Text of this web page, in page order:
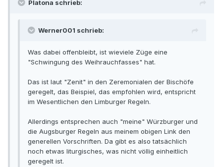
Platona schrieb:
Werner001 schrieb:
Was dabei offenbleibt, ist wieviele Züge eine
"Schwingung des Weihrauchfasses" hat.
Das ist laut "Zenit" in den Zeremonialen der Bischöfe
geregelt, das Beispiel, das empfohlen wird, entspricht
im Wesentlichen den Limburger Regeln.
Allerdings entsprechen auch "meine" Würzburger und
die Augsburger Regeln aus meinem obigen Link den
generellen Vorschriften. Da gibt es also tatsächlich
noch etwas liturgisches, was nicht völlig einheitlich
geregelt ist.